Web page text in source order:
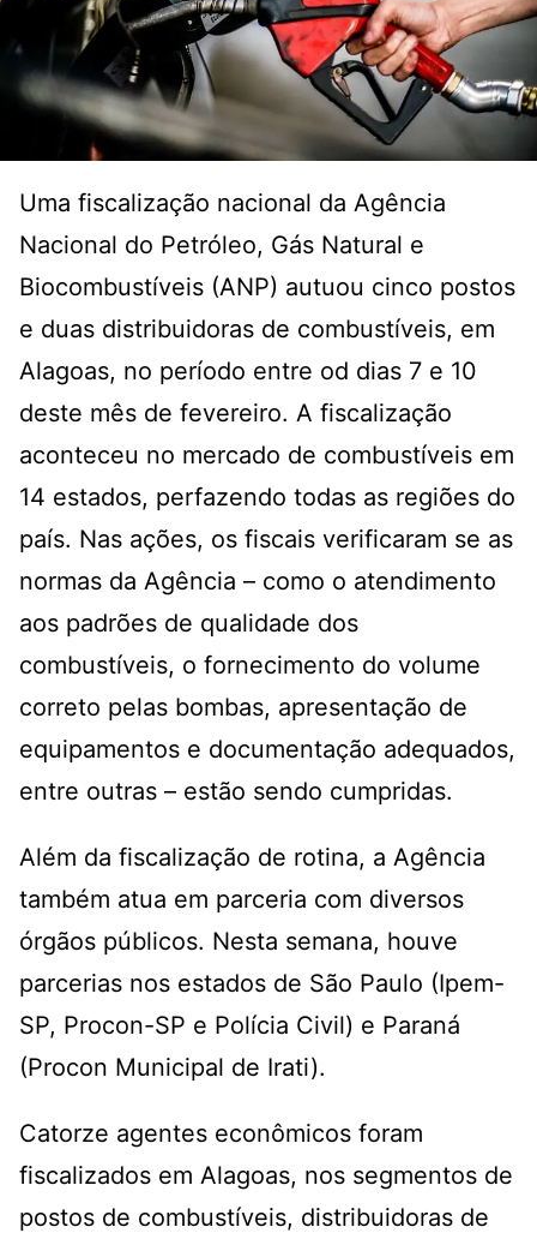
Uma fiscalização nacional da Agência
Nacional do Petróleo, Gás Natural e
Biocombustíveis (ANP) autuou cinco postos
e duas distribuidoras de combustíveis, em
Alagoas, no período entre od dias 7 e 10
deste mês de fevereiro. A fiscalização
aconteceu no mercado de combustíveis em
14 estados, perfazendo todas as regiões do
país. Nas ações, os fiscais verificaram se as
normas da Agência – como o atendimento
aos padrões de qualidade dos
combustíveis, o fornecimento do volume
correto pelas bombas, apresentação de
equipamentos e documentação adequados,
entre outras – estão sendo cumpridas.
Além da fiscalização de rotina, a Agência
também atua em parceria com diversos
órgãos públicos. Nesta semana, houve
parcerias nos estados de São Paulo (Ipem-
SP, Procon-SP e Polícia Civil) e Paraná
(Procon Municipal de Irati).
Catorze agentes econômicos foram
fiscalizados em Alagoas, nos segmentos de
postos de combustíveis, distribuidoras de